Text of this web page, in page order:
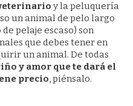
y la peluquería
un animal de pelo largo
pelaje escaso) son
que debes tener en
un animal. De todas
y amor que te dará el
precio, piénsalo.